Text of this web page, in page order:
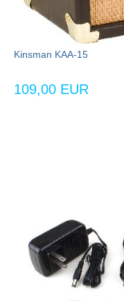
Kinsman KAA-15
109,00 EUR